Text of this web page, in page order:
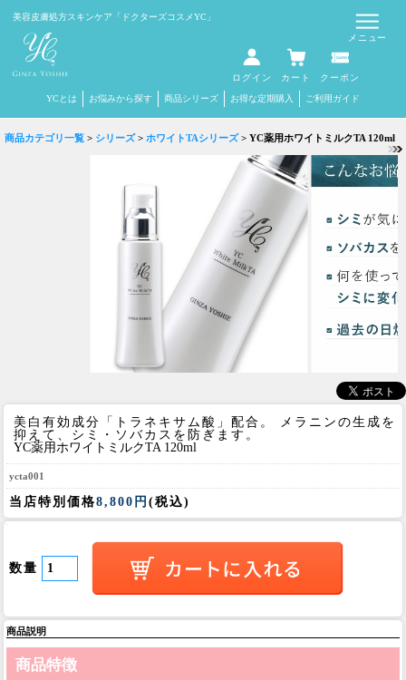
Select Language
美容皮膚処方スキンケア 「ドクターズコスメYC」
ログイン カート クーポン
メニュー
YCとは お悩みから探す 商品シリーズ お得な定期購入 ご利用ガイド
商品カテゴリ一覧 > シリーズ> ホワイトTAシリーズ> YC薬用ホワイトミルクTA 120ml
美白有効成分「トラネキサム酸」配合。 メラニンの生成を
抑えて、シミ・ソバカスを防ぎます。
YC薬用ホワイトミルクTA 120ml
ycta001
当店特別価格8,800円 (税込)
数量
商品説明
商品特徴